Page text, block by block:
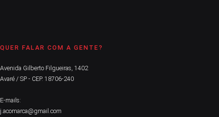
QUER FALAR COM A GENTE?
Avenida Gilberto Filgueiras, 1402
Avaré / SP - CEP. 18706-240
E-mails:
j.acomarca@gmail.com